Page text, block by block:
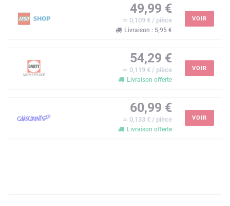
49,99 €
≃ 0,109 € / pièce
Livraison : 5,95 €
VOIR
54,29 €
≃ 0,119 € / pièce
Livraison offerte
VOIR
60,99 €
≃ 0,133 € / pièce
Livraison offerte
VOIR